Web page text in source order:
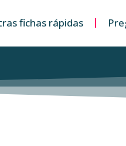
fichas rápidas